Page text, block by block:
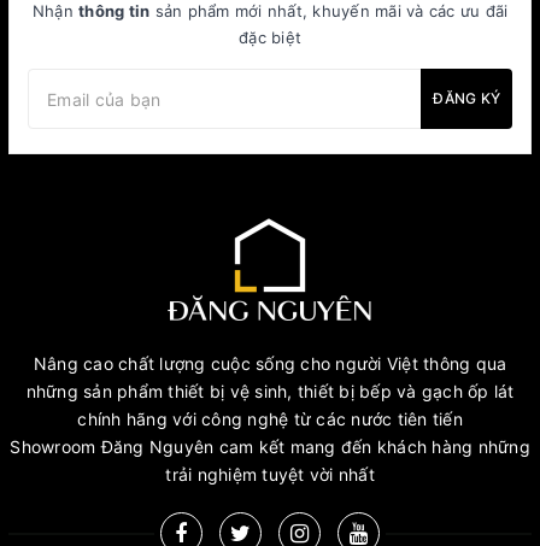
Nhận thông tin sản phẩm mới nhất, khuyến mãi và các ưu đãi
đặc biệt
ĐĂNG KÝ
Nâng cao chất lượng cuộc sống cho người Việt thông qua
những sản phẩm thiết bị vệ sinh, thiết bị bếp và gạch ốp lát
chính hãng với công nghệ từ các nước tiên tiến
Showroom Đăng Nguyên cam kết mang đến khách hàng những
trải nghiệm tuyệt vời nhất